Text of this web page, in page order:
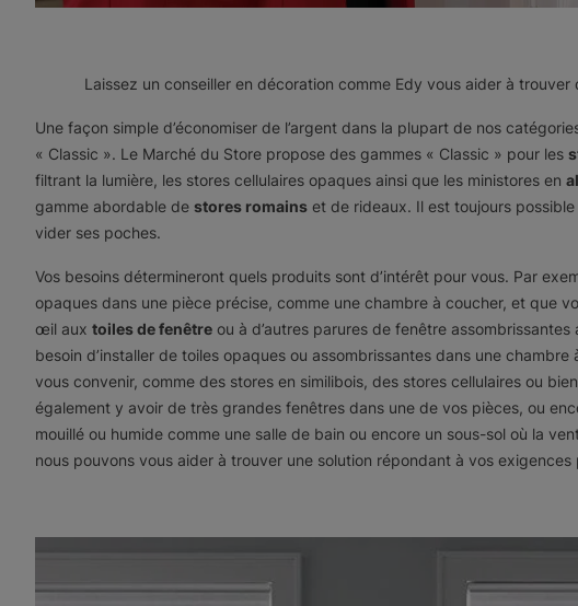
Laissez un conseiller en décoration comme Edy vous aider à
Une façon simple d’économiser de l’argent dans la plupart de nos
« Classic ». Le Marché du Store propose des gammes « Classic » pour les
filtrant la lumière, les stores cellulaires opaques ainsi que les ministores en
gamme abordable de stores romains et de rideaux. Il est toujours
vider ses poches.
Vos besoins détermineront quels produits sont d’intérêt pour vous. Par
opaques dans une pièce précise, comme une chambre à coucher, et que
œil aux toiles de fenêtre ou à d’autres parures de fenêtre
besoin d’installer de toiles opaques ou assombrissantes dans une
vous convenir, comme des stores en similibois, des stores cellulaires ou
également y avoir de très grandes fenêtres dans une de vos pièces, ou
mouillé ou humide comme une salle de bain ou encore un sous-sol où la
nous pouvons vous aider à trouver une solution répondant à vos